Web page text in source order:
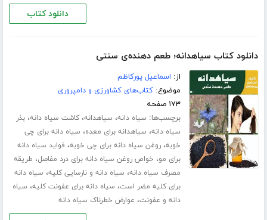
دانلود کتاب
دانلود کتاب سیاهدانه؛ طعم دهنده‌ی سنتی
از: اسماعیل پورکاظم
موضوع:کتاب‌های کشاورزی و دامپروری
۱۷۳ صفحه
برچسب‌ها: سیاه دانه، سیاهدانه،کاشت سیاه دانه،بذر
سیاه دانه، سیاهدانه برای معده، سیاه دانه برای چی
خوبه،روغن سیاه دانه برای چی خوبه، فواید سیاه دانه
برای مو، خواص روغن سیاه دانه برای درد مفاصل، طریقه
مصرف سیاه دانه، سیاه دانه و نارسایی کلیه، سیاه دانه
برای کلیه مضر است، سیاه دانه برای عفونت کلیه، سیاه
دانه و عفونت، عوارض خطرناک سیاه دانه